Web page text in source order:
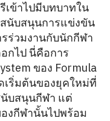
เข้าไปมีบทบาทใน
นับสนุนการแข่งขัน
ร่วมงานกับนักกีฬา
กไป นี่คือการ
ของ Formula
เริ่มต้นของยุคใหม่ที่
บสนุนกีฬา แต่
งกีฬานั้นไปพร้อม